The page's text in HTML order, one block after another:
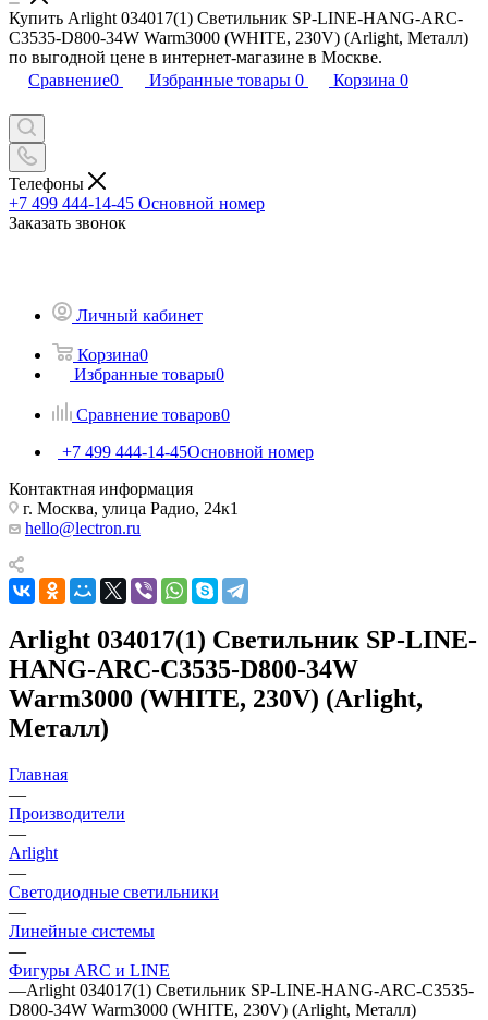
Купить Arlight 034017(1) Светильник SP-LINE-HANG-ARC-
C3535-D800-34W Warm3000 (WHITE, 230V) (Arlight, Металл)
по выгодной цене в интернет-магазине в Москве.
Сравнение0 Избранные товары 0 Корзина 0
Телефоны
+7 499 444-14-45 Основной номер
Заказать звонок
Личный кабинет
Корзина0
Избранные товары0
Сравнение товаров0
+7 499 444-14-45Основной номер
Контактная информация
г. Москва, улица Радио, 24к1
hello@lectron.ru
Arlight 034017(1) Светильник SP-LINE-
HANG-ARC-C3535-D800-34W
Warm3000 (WHITE, 230V) (Arlight,
Металл)
Главная
—
Производители
—
Arlight
—
Светодиодные светильники
—
Линейные системы
—
Фигуры ARC и LINE
—Arlight 034017(1) Светильник SP-LINE-HANG-ARC-C3535-
D800-34W Warm3000 (WHITE, 230V) (Arlight, Металл)